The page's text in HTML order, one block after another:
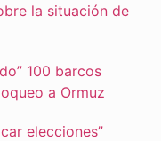
la situación de
100 barcos
a Ormuz
elecciones”